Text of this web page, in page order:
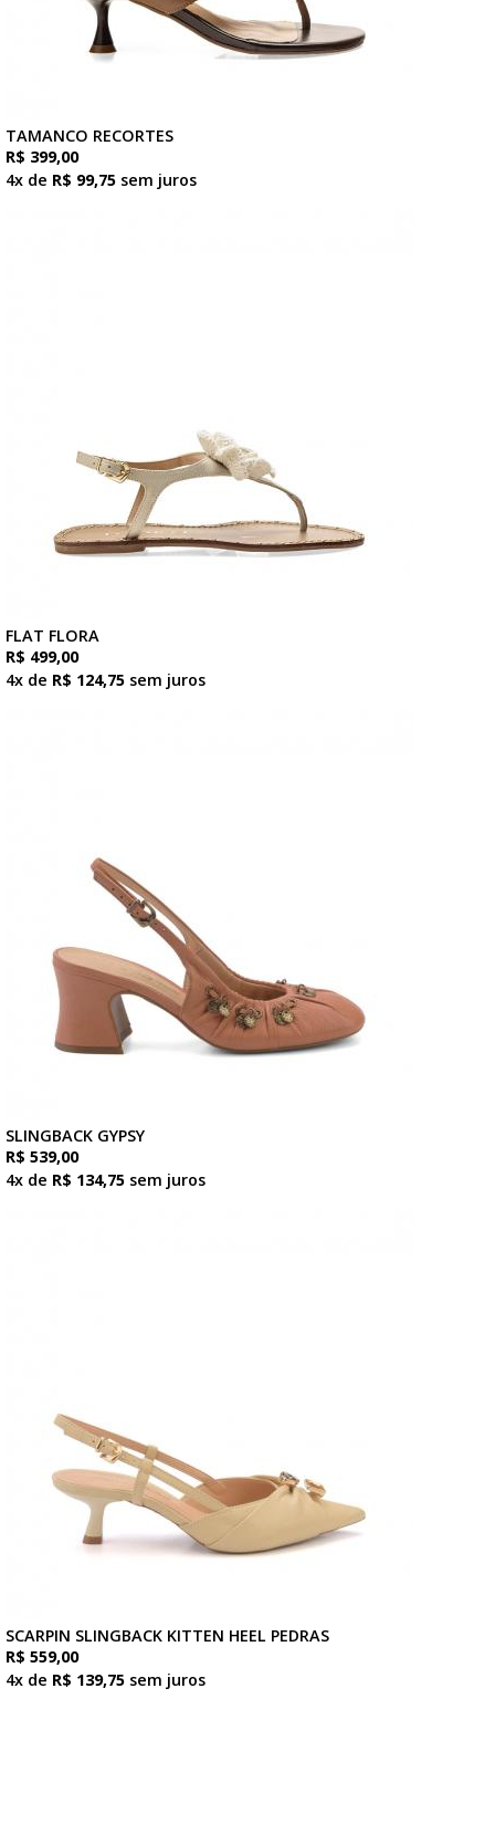
TAMANCO RECORTES
R$ 399,00
4x de R$ 99,75 sem juros
FLAT FLORA
R$ 499,00
4x de R$ 124,75 sem juros
SLINGBACK GYPSY
R$ 539,00
4x de R$ 134,75 sem juros
SCARPIN SLINGBACK KITTEN HEEL PEDRAS
R$ 559,00
4x de R$ 139,75 sem juros